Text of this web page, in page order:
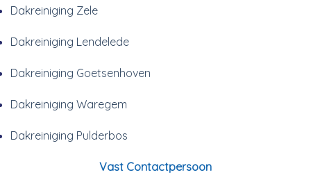
Dakreiniging Zele
Dakreiniging Lendelede
Dakreiniging Goetsenhoven
Dakreiniging Waregem
Dakreiniging Pulderbos
Vast Contactpersoon